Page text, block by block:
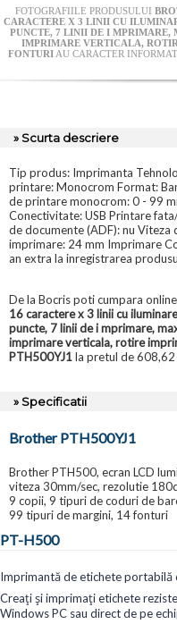
FOTOGRAFIILE PRODUSULUI
CARACTERE X 3 LINII CU
PUNCTE, 7 LINII DE I MPRIMARE,
IMPRIMARE VERTICALA,
FONTURIAU CARACTER
» Scurta descriere
Tip produs: Imprimanta
printare: Monocrom Format:
de printare monocrom: 0 - 99
Conectivitate: USB Printare
de documente (ADF): nu
imprimare: 24 mm Imprimare
an extra la inregistrarea
De la Bocris poti cumpara online
16 caractere x 3 linii cu
puncte, 7 linii de i mprimare,
imprimare verticala, rotire
PTH500YJ1la pretul de 608,62
» Specificatii
Brother PTH500YJ1
Brother PTH500, ecran LCD
viteza 30mm/sec, rezolutie
9 copii, 9 tipuri de coduri de
99 tipuri de margini, 14 fonturi
PT-H500
Imprimantă de etichete portabilă
Creați și imprimați etichete
Windows PC sau direct de pe